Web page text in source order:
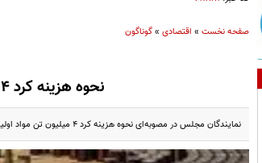
صفحه نخست» اقتصادی»گوناگون
نحوه هزینه کرد ۴ میلیون تن قیر در سال ١۴٠٠ مشخص شد
نمایندگان مجلس در مصوبه‌ای نحوه هزینه کرد ۴ میلیون تن مواد اولیه قیر در سال ١۴٠٠ را مشخص کردند.